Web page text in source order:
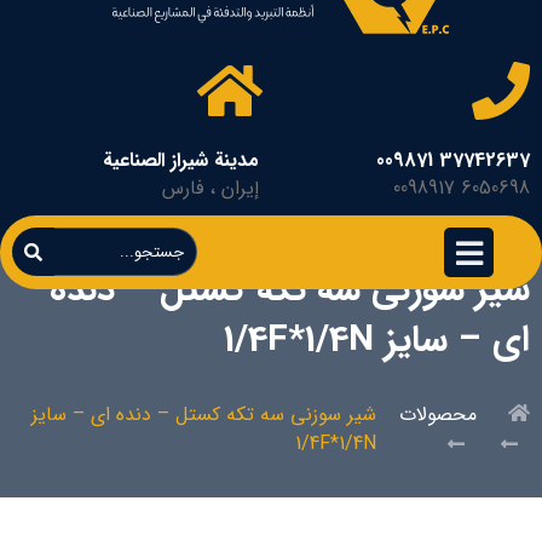
37742637 009871
6050698 0098917
مدينة شيراز الصناعية
إيران ، فارس
شیر سوزنی سه تکه کستل – دنده
ای – سایز 1/4F*1/4N
محصولات
شیر سوزنی سه تکه کستل – دنده ای – سایز
1/4F*1/4N